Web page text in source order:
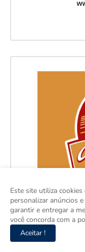
Este site utiliza
personalizar anúncios
garantir e entregar a
você concorda com a
Aceitar !